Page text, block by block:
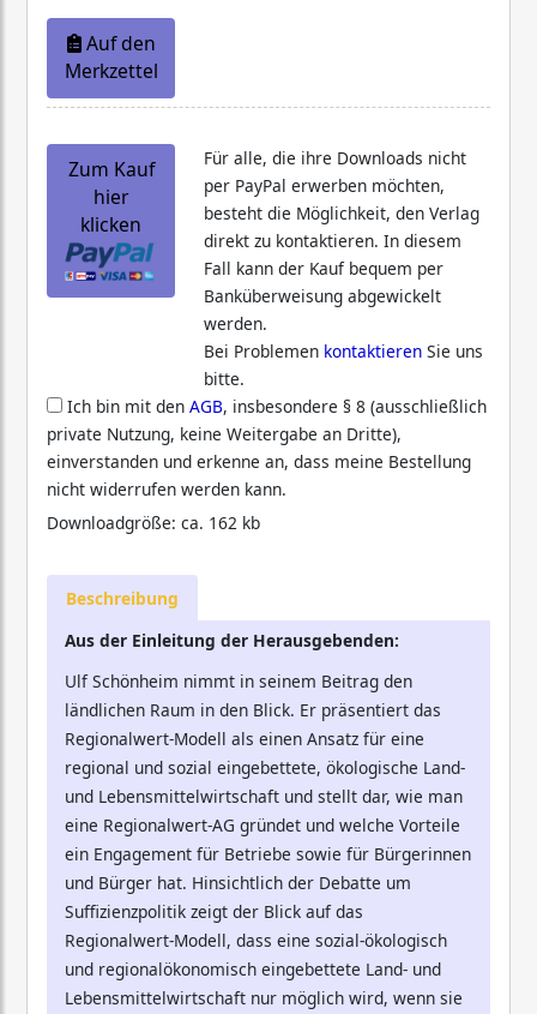
Auf den
Merkzettel
Zum Kauf
hier
klicken
Für alle, die ihre Downloads nicht
per PayPal erwerben möchten,
besteht die Möglichkeit, den Verlag
direkt zu kontaktieren. In diesem
Fall kann der Kauf bequem per
Banküberweisung abgewickelt
werden.
Bei Problemen kontaktieren Sie uns
bitte.
Ich bin mit den AGB, insbesondere § 8 (ausschließlich
private Nutzung, keine Weitergabe an Dritte),
einverstanden und erkenne an, dass meine Bestellung
nicht widerrufen werden kann.
Downloadgröße: ca. 162 kb
Beschreibung
Aus der Einleitung der Herausgebenden:
Ulf Schönheim nimmt in seinem Beitrag den
ländlichen Raum in den Blick. Er präsentiert das
Regionalwert-Modell als einen Ansatz für eine
regional und sozial eingebettete, ökologische Land-
und Lebensmittelwirtschaft und stellt dar, wie man
eine Regionalwert-AG gründet und welche Vorteile
ein Engagement für Betriebe sowie für Bürgerinnen
und Bürger hat. Hinsichtlich der Debatte um
Suffizienzpolitik zeigt der Blick auf das
Regionalwert-Modell, dass eine sozial-ökologisch
und regionalökonomisch eingebettete Land- und
Lebensmittelwirtschaft nur möglich wird, wenn sie